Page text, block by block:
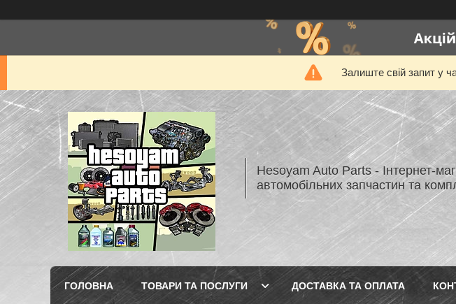
Залиште свій запит у
Hesoyam Auto Parts - Інтернет-
автомобільних запчастин та
ГОЛОВНА ТОВАРИ ТА ПОСЛУГИ ДОСТАВКА ТА ОПЛАТА